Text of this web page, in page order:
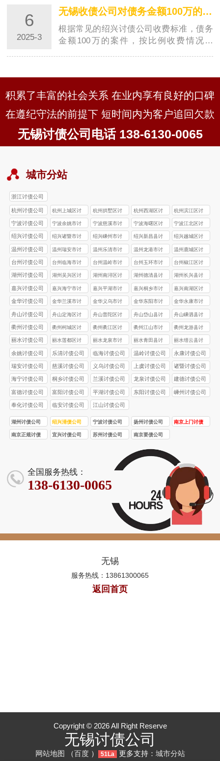
对比- **与低收费比例金华讨债公司对比
**：一般来说，一些金华讨债公司收费比
例可能…
6
2025-3
无锡收债公司对债务金额100万的案件按比例收费大概是多少？
根据常见的绍兴讨债公司收费标准，债务
金额100万的案件，按比例收费情况如
较高比例7%收费**：收费金额为\(100万
\times7…
积累了丰富的社会关系 在业内享有良好的口碑
在遵纪守法的前提下 短时间内为客户追回欠款
无锡讨债公司电话 138-6130-0065
城市分站
浙江讨债公司
杭州讨债公司
杭州上城区讨
债公司
杭州拱墅区讨
债公司
杭州西湖区讨
债公司
杭州滨江区讨
债公司
宁波讨债公司
宁波余姚市讨
债公司
宁波慈溪市讨
债公司
宁波海曙区讨
债公司
宁波江北区讨
债公司
绍兴讨债公司
绍兴诸暨市讨
债公司
绍兴嵊州市讨
债公司
绍兴新昌县讨
债公司
绍兴越城区讨
债公司
温州讨债公司
温州瑞安市讨
债公司
温州乐清市讨
债公司
温州龙港市讨
债公司
温州鹿城区讨
债公司
台州讨债公司
台州‌临海市讨
债公司
台州‌温岭市讨
债公司
台州玉环市讨
债公司
台州椒江区讨
债公司
湖州讨债公司
湖州吴兴区讨
债公司
湖州南浔区讨
债公司
湖州德清县讨
债公司
湖州长兴县讨
债公司
嘉兴讨债公司
嘉兴海宁市讨
债公司
嘉兴平湖市讨
债公司
嘉兴桐乡市讨
债公司
嘉兴南湖区讨
债公司
金华讨债公司
金华兰溪市讨
债公司
金华义乌市讨
债公司
金华东阳市讨
债公司
金华永康市讨
债公司
舟山讨债公司
舟山定海区讨
债公司
舟山普陀区讨
债公司
舟山岱山县讨
债公司
舟山嵊泗县讨
债公司
衢州讨债公司
衢州柯城区讨
债公司
衢州衢江区讨
债公司
衢州江山市讨
债公司
衢州龙游县讨
债公司
丽水讨债公司
丽水莲都区讨
债公司
丽水龙泉市讨
债公司
丽水青田县讨
债公司
丽水缙云县讨
债公司
余姚讨债公司 乐清讨债公司 临海讨债公司 温岭讨债公司 永康讨债公司
瑞安讨债公司 慈溪讨债公司 义乌讨债公司 上虞讨债公司 诸暨讨债公司
海宁讨债公司 桐乡讨债公司 兰溪讨债公司 龙泉讨债公司 建德讨债公司
富德讨债公司 富阳讨债公司 平湖讨债公司 东阳讨债公司 嵊州讨债公司
奉化讨债公司 临安讨债公司 江山讨债公司
湖州讨债公司 绍兴清债公司 宁波讨债公司 扬州讨债公司
南京上门讨债
南京正规讨债
宜兴讨债公司 苏州讨债公司 南京要债公司
全国服务热线：
138-6130-0065
无锡
服务热线：13861300065
返回首页
Copyright © 2026 All Right Reserve
无锡讨债公司
网站地图 （百度） 51La 更多支持： 城市分站